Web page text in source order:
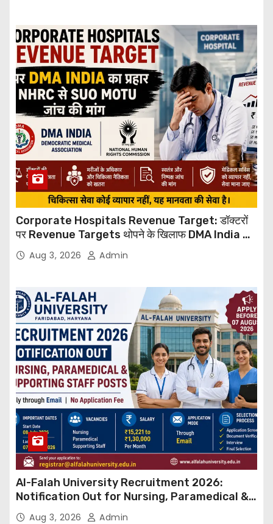
Corporate Hospitals Revenue Target: डॉक्टरों
पर Revenue Targets थोपने के खिलाफ DMA India का
बड़ा कदम, NHRC से Suo Motu जांच की मांग
Aug 3, 2026 Admin
Al-Falah University Recruitment 2026:
Notification Out for Nursing, Paramedical &
Supporting Staff Posts, Apply Through Email
Aug 3, 2026 Admin